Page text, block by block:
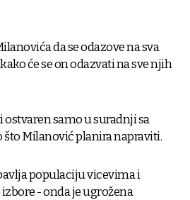
da se odazove na sva
će se on odazvati na sve njih
samo u suradnji sa
što Milanović planira napraviti.
populaciju vicevima i
- onda je ugrožena